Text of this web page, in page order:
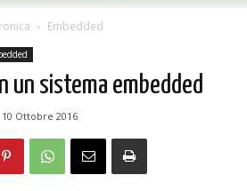
Embedded
un sistema embedded
10 Ottobre 2016